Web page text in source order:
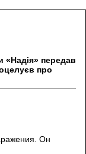
«Надія» передав
про
Он